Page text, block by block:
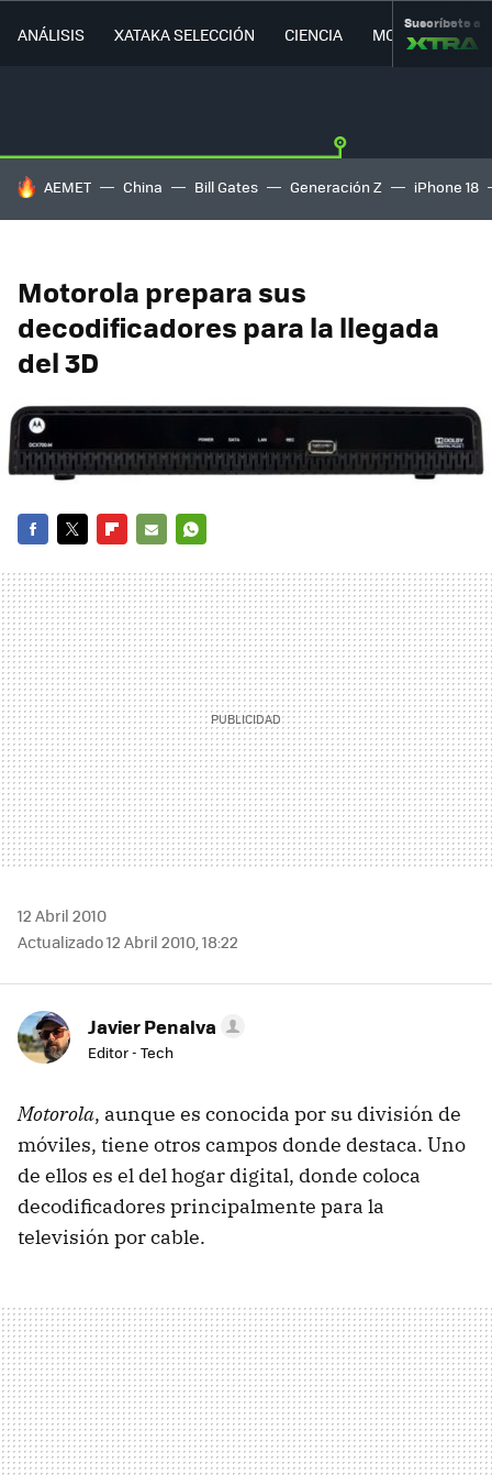
ANÁLISIS XATAKA SELECCIÓN CIENCIA MOVILIDAD
Suscríbete a
HOY SE HABLA DE
AEMET China Bill Gates Generación Z iPhone 18
Motorola prepara sus
decodificadores para la llegada
del 3D
MAIL
12 Abril 2010
Actualizado 12 Abril 2010, 18:22
Javier Penalva
Editor - Tech
Motorola, aunque es conocida por su división de
móviles, tiene otros campos donde destaca. Uno
de ellos es el del hogar digital, donde coloca
decodificadores principalmente para la
televisión por cable.